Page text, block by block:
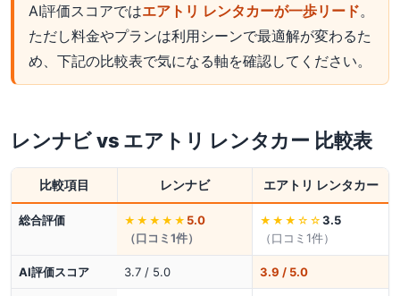
AI評価スコアではエアトリ レンタカーが一歩リード。
ただし料金やプランは利用シーンで最適解が変わるた
め、下記の比較表で気になる軸を確認してください。
レンナビvs エアトリ レンタカー 比較表
比較項目 レンナビ エアトリ レンタカー
総合評価 ★★★★★ 5.0
（口コミ1件）
★★★ ☆☆ 3.5
（口コミ 1件）
AI評価スコア 3.7 / 5.0 3.9 / 5.0